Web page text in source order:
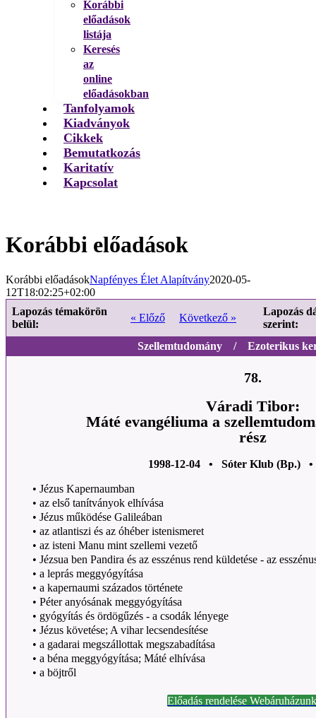
Korábbi
előadások
listája
Keresés
az
online
előadásokban
Tanfolyamok
Kiadványok
Cikkek
Bemutatkozás
Karitatív
Kapcsolat
Korábbi előadások
Korábbi előadásokNapfényes Élet Alapítvány2020-05-
12T18:02:25+02:00
Lapozás témakörön
belül:
« Előző Következő »
Lapozás
szerint:
Szellemtudomány / Ezoterikus
78.
Váradi Tibor:
Máté evangéliuma a
rész
1998-12-04 • Sóter Klub (Bp.)
• Jézus Kapernaumban
• az első tanítványok elhívása
• Jézus működése Galileában
• az atlantiszi és az óhéber istenismeret
• az isteni Manu mint szellemi vezető
• Jézsua ben Pandira és az esszénus rend küldetése - az
• a leprás meggyógyítása
• a kapernaumi százados története
• Péter anyósának meggyógyítása
• gyógyítás és ördögűzés - a csodák lényege
• Jézus követése; A vihar lecsendesítése
• a gadarai megszállottak megszabadítása
• a béna meggyógyítása; Máté elhívása
• a böjtről
Előadás rendelése